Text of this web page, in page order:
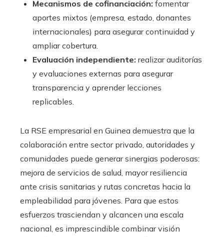
Mecanismos de cofinanciación: fomentar
aportes mixtos (empresa, estado, donantes
internacionales) para asegurar continuidad y
ampliar cobertura.
Evaluación independiente: realizar auditorías
y evaluaciones externas para asegurar
transparencia y aprender lecciones
replicables.
La RSE empresarial en Guinea demuestra que la
colaboración entre sector privado, autoridades y
comunidades puede generar sinergias poderosas:
mejora de servicios de salud, mayor resiliencia
ante crisis sanitarias y rutas concretas hacia la
empleabilidad para jóvenes. Para que estos
esfuerzos trasciendan y alcancen una escala
nacional, es imprescindible combinar visión